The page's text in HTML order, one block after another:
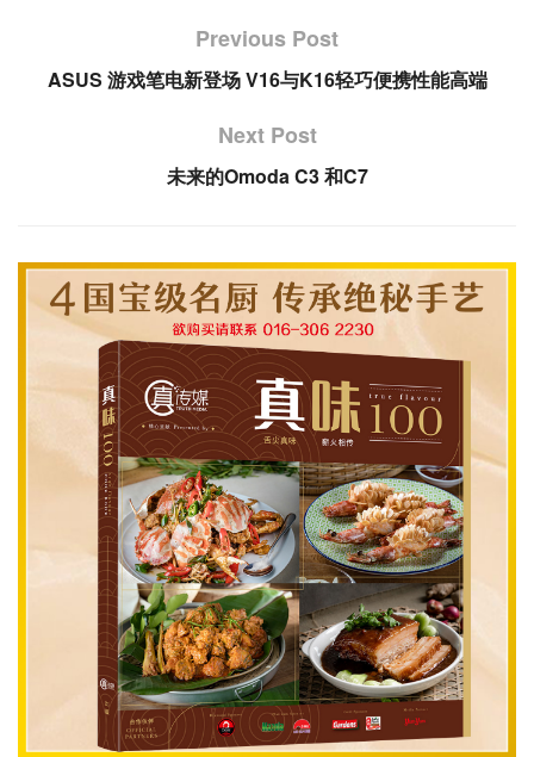
Previous Post
ASUS 游戏笔电新登场 V16与K16轻巧便携性能高端
Next Post
未来的Omoda C3 和C7